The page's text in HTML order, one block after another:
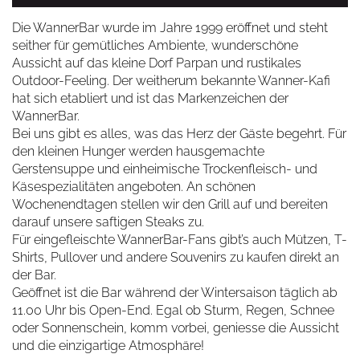
Die WannerBar wurde im Jahre 1999 eröffnet und steht
seither für gemütliches Ambiente, wunderschöne
Aussicht auf das kleine Dorf Parpan und rustikales
Outdoor-Feeling. Der weitherum bekannte Wanner-Kafi
hat sich etabliert und ist das Markenzeichen der
WannerBar.
Bei uns gibt es alles, was das Herz der Gäste begehrt. Für
den kleinen Hunger werden hausgemachte
Gerstensuppe und einheimische Trockenfleisch- und
Käsespezialitäten angeboten. An schönen
Wochenendtagen stellen wir den Grill auf und bereiten
darauf unsere saftigen Steaks zu.
Für eingefleischte WannerBar-Fans gibt’s auch Mützen, T-
Shirts, Pullover und andere Souvenirs zu kaufen direkt an
der Bar.
Geöffnet ist die Bar während der Wintersaison täglich ab
11.00 Uhr bis Open-End. Egal ob Sturm, Regen, Schnee
oder Sonnenschein, komm vorbei, geniesse die Aussicht
und die einzigartige Atmosphäre!